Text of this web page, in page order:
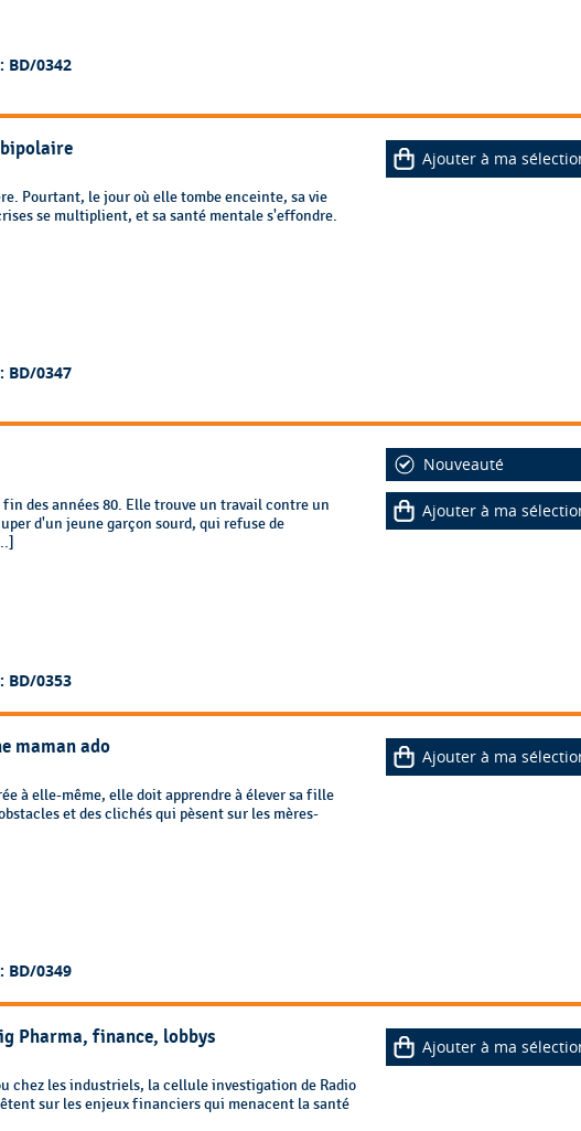
BD/0342
Pourtant, le jour où elle tombe enceinte, sa vie
se multiplient, et sa santé mentale s'effondre.
Ajouter à ma
BD/0347
des années 80. Elle trouve un travail contre un
d'un jeune garçon sourd, qui refuse de
Nouveauté
Ajouter à ma
BD/0353
maman ado
à elle-même, elle doit apprendre à élever sa fille
et des clichés qui pèsent sur les mères-
Ajouter à ma
BD/0349
Pharma, finance, lobbys
chez les industriels, la cellule investigation de Radio
sur les enjeux financiers qui menacent la santé
Ajouter à ma